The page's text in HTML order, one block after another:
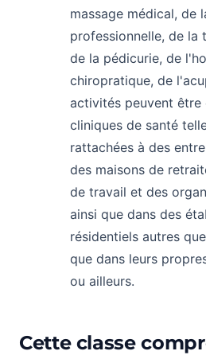
massage médical, de
professionnelle, de la
de la pédicurie, de
chiropratique, de
activités peuvent être
cliniques de santé
rattachées à des
des maisons de
de travail et des
ainsi que dans des
résidentiels autres
que dans leurs
ou ailleurs.
Cette classe